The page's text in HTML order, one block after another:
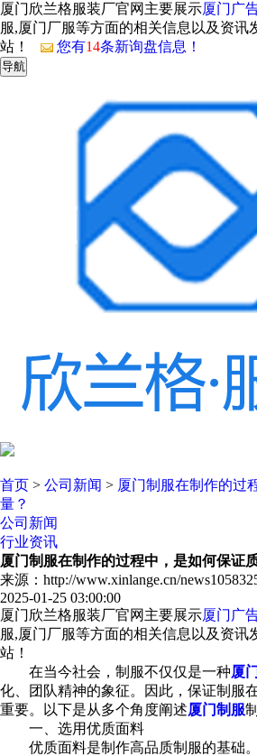
厦门欣兰格服装厂官网主要展示厦门广
服,厦门厂服等方面的相关信息以及资讯
站！
您有14条新询盘信息！
导航
首页 > 公司新闻 > 厦门制服在制作的过
量？
公司新闻
行业资讯
厦门制服在制作的过程中，是如何保证
来源：http://www.xinlange.cn/
2025-01-25 03:00:00
厦门欣兰格服装厂官网主要展示厦门广
服,厦门厂服等方面的相关信息以及资讯
站！
在当今社会，制服不仅仅是一种厦
化、团队精神的象征。因此，保证制服
重要。以下是从多个角度阐述厦门制服
一、选用优质面料
优质面料是制作高品质制服的基础。